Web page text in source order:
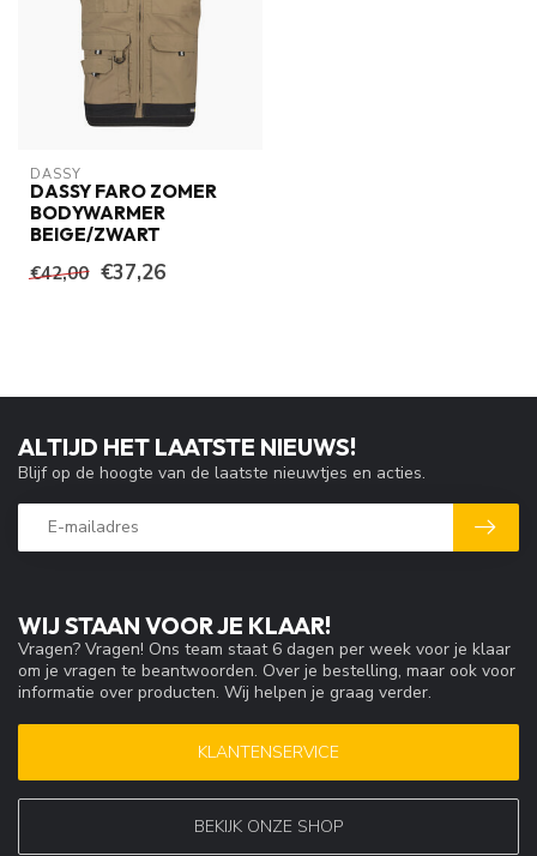
DASSY
DASSY FARO ZOMER
BODYWARMER
BEIGE/ZWART
€42,00 €37,26
WIJ STAAN VOOR JE KLAAR!
Vragen? Vragen! Ons team staat 6 dagen per week voor je klaar
om je vragen te beantwoorden. Over je bestelling, maar ook voor
informatie over producten. Wij helpen je graag verder.
KLANTENSERVICE
BEKIJK ONZE SHOP
ALTIJD HET LAATSTE NIEUWS!
Blijf op de hoogte van de laatste nieuwtjes en acties.